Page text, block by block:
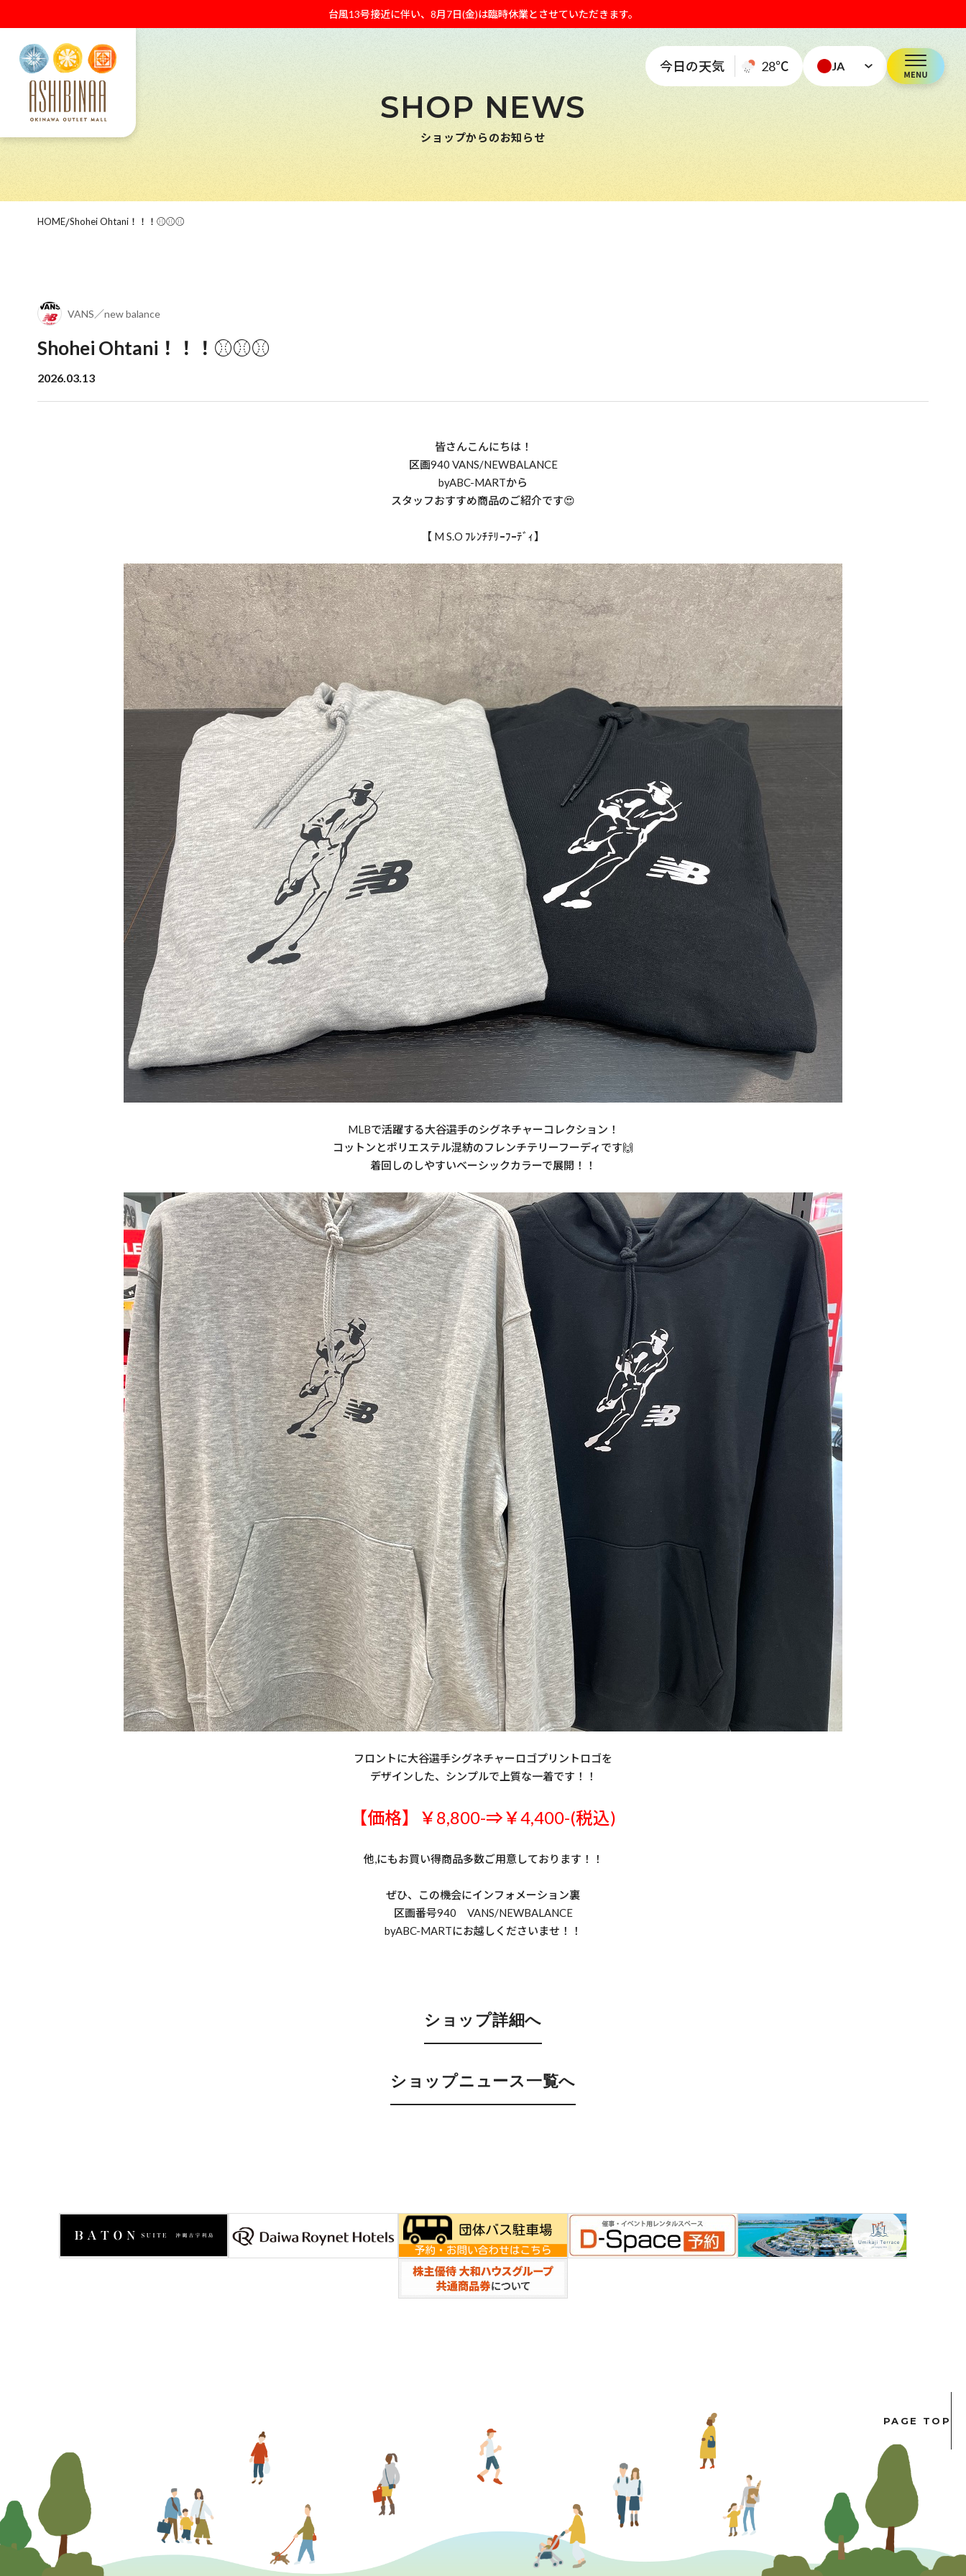
台風13号接近に伴い、8月7日(金)は臨時休業とさせていただきます。
今日の天気 28℃ JA
SHOP NEWS
ショップからのお知らせ
HOME/Shohei Ohtani！！！⚾⚾⚾
VANS／new balance
Shohei Ohtani！！！⚾⚾⚾
2026.03.13
皆さんこんにちは！
区画940 VANS/NEWBALANCE
byABC-MARTから
スタッフおすすめ商品のご紹介です😍
【 M S.O ﾌﾚﾝﾁﾃﾘｰﾌｰﾃﾞｨ】
MLBで活躍する大谷選手のシグネチャーコレクション！
コットンとポリエステル混紡のフレンチテリーフーディです🙌
着回しのしやすいベーシックカラーで展開！！
フロントに大谷選手シグネチャーロゴプリントロゴを
デザインした、シンプルで上質な一着です！！
【価格】￥8,800-⇒￥4,400-(税込)
他,にもお買い得商品多数ご用意しております！！
ぜひ、この機会にインフォメーション裏
区画番号940 VANS/NEWBALANCE
byABC-MARTにお越しくださいませ！！
ショップ詳細へ
ショップニュース一覧へ
PAGE TOP